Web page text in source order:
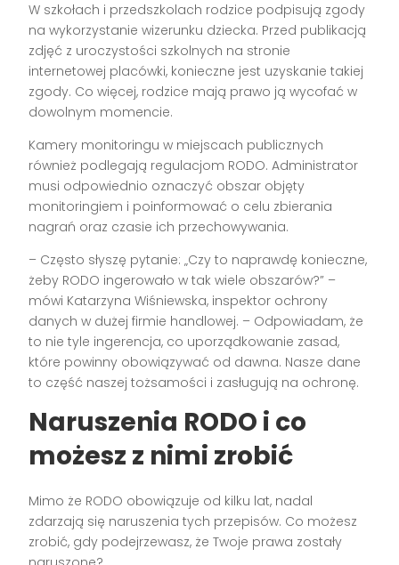
W szkołach i przedszkolach rodzice podpisują zgody
na wykorzystanie wizerunku dziecka. Przed publikacją
zdjęć z uroczystości szkolnych na stronie
internetowej placówki, konieczne jest uzyskanie takiej
zgody. Co więcej, rodzice mają prawo ją wycofać w
dowolnym momencie.
Kamery monitoringu w miejscach publicznych
również podlegają regulacjom RODO. Administrator
musi odpowiednio oznaczyć obszar objęty
monitoringiem i poinformować o celu zbierania
nagrań oraz czasie ich przechowywania.
– Często słyszę pytanie: „Czy to naprawdę konieczne,
żeby RODO ingerowało w tak wiele obszarów?” –
mówi Katarzyna Wiśniewska, inspektor ochrony
danych w dużej firmie handlowej. – Odpowiadam, że
to nie tyle ingerencja, co uporządkowanie zasad,
które powinny obowiązywać od dawna. Nasze dane
to część naszej tożsamości i zasługują na ochronę.
Naruszenia RODO i co
możesz z nimi zrobić
Mimo że RODO obowiązuje od kilku lat, nadal
zdarzają się naruszenia tych przepisów. Co możesz
zrobić, gdy podejrzewasz, że Twoje prawa zostały